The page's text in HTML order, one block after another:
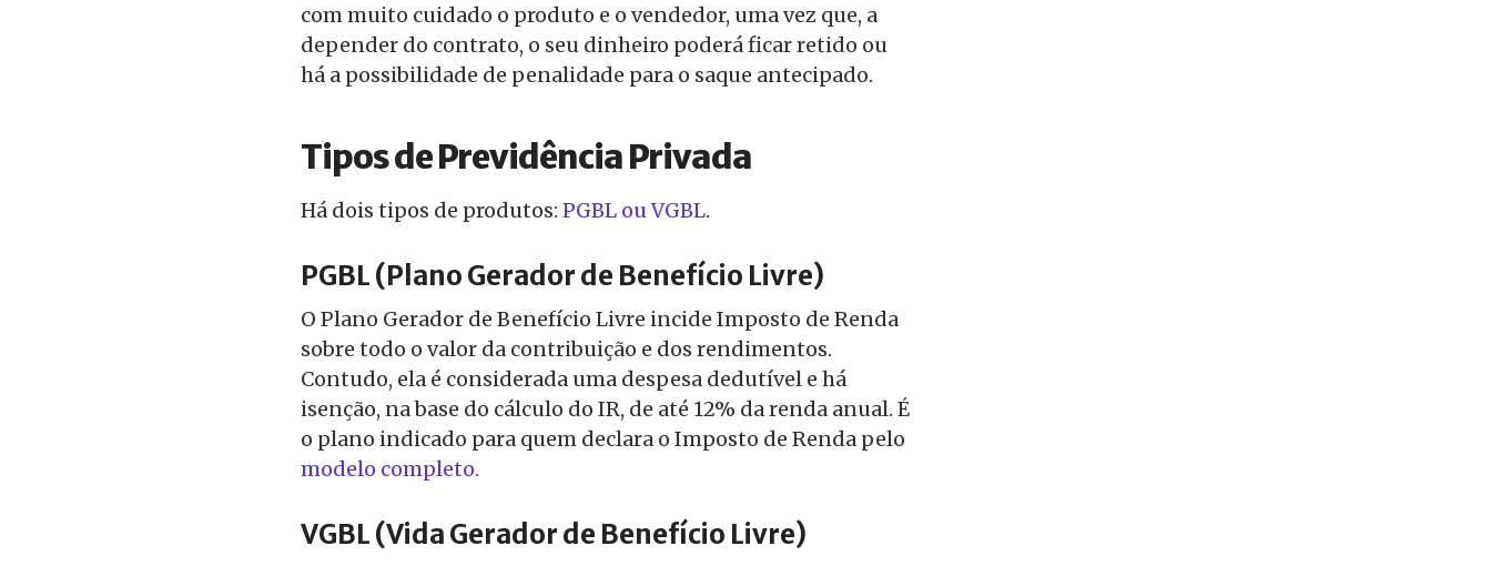
com muito cuidado o produto e o vendedor, uma vez que, a
depender do contrato, o seu dinheiro poderá ficar retido ou
há a possibilidade de penalidade para o saque antecipado.
Tipos de Previdência Privada
Há dois tipos de produtos: PGBL ou VGBL.
PGBL (Plano Gerador de Benefício Livre)
O Plano Gerador de Benefício Livre incide Imposto de Renda
sobre todo o valor da contribuição e dos rendimentos.
Contudo, ela é considerada uma despesa dedutível e há
isenção, na base do cálculo do IR, de até 12% da renda anual. É
o plano indicado para quem declara o Imposto de Renda pelo
modelo completo.
VGBL (Vida Gerador de Benefício Livre)